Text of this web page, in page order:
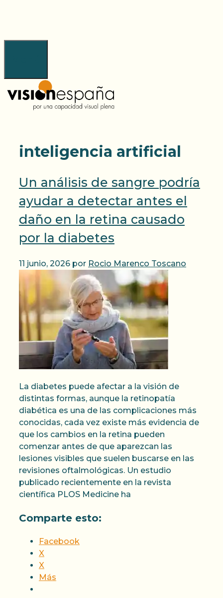
inteligencia artificial
Un análisis de sangre podría
ayudar a detectar antes el
daño en la retina causado
por la diabetes
11 junio, 2026 por Rocio Marenco Toscano
La diabetes puede afectar a la visión de
distintas formas, aunque la retinopatía
diabética es una de las complicaciones más
conocidas, cada vez existe más evidencia de
que los cambios en la retina pueden
comenzar antes de que aparezcan las
lesiones visibles que suelen buscarse en las
revisiones oftalmológicas. Un estudio
publicado recientemente en la revista
científica PLOS Medicine ha
Comparte esto:
Facebook
X
X
Más